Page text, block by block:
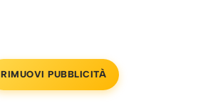
RIMUOVI PUBBLICITÀ